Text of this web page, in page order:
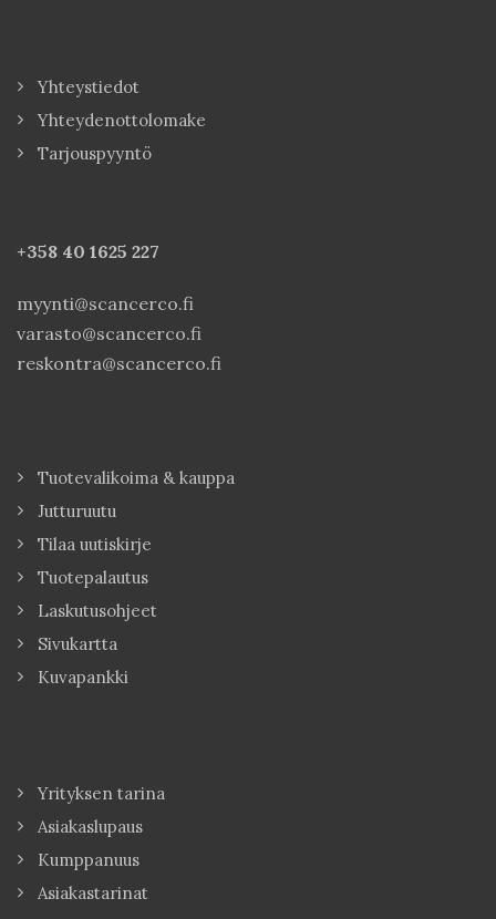
Yhteystiedot
Yhteydenottolomake
Tarjouspyyntö
+358 40 1625 227
myynti@scancerco.fi
varasto@scancerco.fi
reskontra@scancerco.fi
Tuotevalikoima & kauppa
Jutturuutu
Tilaa uutiskirje
Tuotepalautus
Laskutusohjeet
Sivukartta
Kuvapankki
Yrityksen tarina
Asiakaslupaus
Kumppanuus
Asiakastarinat